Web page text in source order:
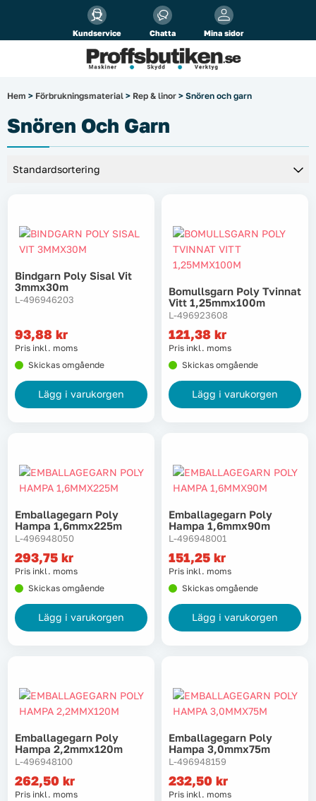
Kundservice Chatta Mina sidor
Alla priser visasinkl. moms!
Företag Privat
El & belysning
Laserinstrument
Lyft, transport & materialhantering
Maskiner
Maskintillbehör & förbrukning
Oljor & kem
Skydd & kläder
Svets
Tryckluft
Trädgård & utemiljö
Verktyg
Värme, VVS & inomhusklimat
Hem > Förbrukningsmaterial > Rep & linor > Snören och garn
Snören Och Garn
Bindgarn Poly Sisal Vit
3mmx30m
L-496946203
93,88 kr
Pris inkl. moms
Skickas omgående
Lägg i varukorgen
Bomullsgarn Poly Tvinnat
Vitt 1,25mmx100m
L-496923608
121,38 kr
Pris inkl. moms
Skickas omgående
Lägg i varukorgen
Emballagegarn Poly
Hampa 1,6mmx225m
L-496948050
293,75 kr
Pris inkl. moms
Skickas omgående
Lägg i varukorgen
Emballagegarn Poly
Hampa 1,6mmx90m
L-496948001
151,25 kr
Pris inkl. moms
Skickas omgående
Lägg i varukorgen
Emballagegarn Poly
Hampa 2,2mmx120m
L-496948100
262,50 kr
Pris inkl. moms
Emballagegarn Poly
Hampa 3,0mmx75m
L-496948159
232,50 kr
Pris inkl. moms